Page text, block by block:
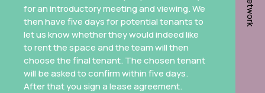
for an introductory meeting and viewing. We
then have five days for potential tenants to
let us know whether they would indeed like
to rent the space and the team will then
choose the final tenant. The chosen tenant
will be asked to confirm within five days.
After that you sign a lease agreement.